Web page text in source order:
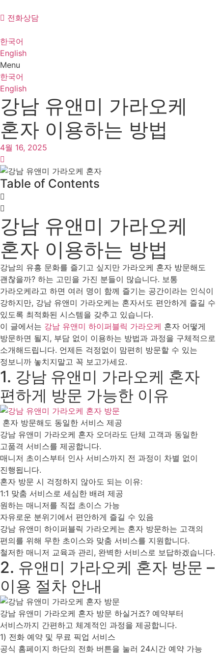
to 전화상담
한국어
English
Menu
한국어
English
강남 유앤미 가라오케
혼자 이용하는 방법
4월 16, 2025
Table of Contents
강남 유앤미 가라오케
혼자 이용하는 방법
강남의 유흥 문화를 즐기고 싶지만 가라오케 혼자 방문해도
괜찮을까? 하는 고민을 가진 분들이 많습니다. 보통
가라오케라고 하면 여러 명이 함께 즐기는 공간이라는 인식이
강하지만, 강남 유앤미 가라오케는 혼자서도 편안하게 즐길 수
있도록 최적화된 시스템을 갖추고 있습니다.
이 글에서는 강남 유앤미 하이퍼블릭 가라오케 혼자 어떻게
방문하면 될지, 부담 없이 이용하는 방법과 과정을 구체적으로
소개해드립니다. 언제든 걱정없이 맘편히 방문할 수 있는
정보니까 놓치지말고 꼭 보고가세요.
1. 강남 유앤미 가라오케 혼자
편하게 방문 가능한 이유
혼자 방문해도 동일한 서비스 제공
강남 유앤미 가라오케 혼자 오더라도 단체 고객과 동일한
고품격 서비스를 제공합니다.
매니저 초이스부터 인사 서비스까지 전 과정이 차별 없이
진행됩니다.
혼자 방문 시 걱정하지 않아도 되는 이유:
1:1 맞춤 서비스로 세심한 배려 제공
원하는 매니저를 직접 초이스 가능
자유로운 분위기에서 편안하게 즐길 수 있음
강남 유앤미 하이퍼블릭 가라오케는 혼자 방문하는 고객의
편의를 위해 무한 초이스와 맞춤 서비스를 지원합니다.
철저한 매니저 교육과 관리, 완벽한 서비스로 보답하겠습니다.
2. 유앤미 가라오케 혼자 방문 –
이용 절차 안내
강남 유앤미 가라오케 혼자 방문 하실거죠? 예약부터
서비스까지 간편하고 체계적인 과정을 제공합니다.
1) 전화 예약 및 무료 픽업 서비스
공식 홈페이지 하단의 전화 버튼을 눌러 24시간 예약 가능